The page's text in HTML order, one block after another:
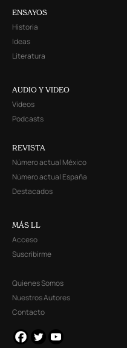
ENSAYOS
Historia
Ideas
Literatura
AUDIO Y VIDEO
Videos
Podcasts
REVISTA
Número actual México
Número actual España
Destacados
MÁS LL
Acceso
Suscribirme
Quienes Somos
Nuestros Autores
Contacto